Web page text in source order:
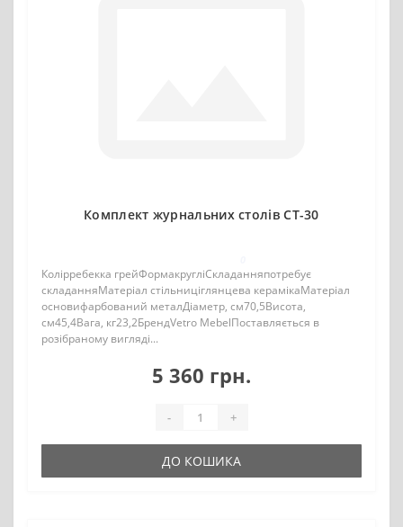
Комплект журнальних столів CT-30
Колірребекка грейФормакругліСкладанняпотребує
складанняМатеріал стільниціглянцева керамікаМатеріал
основифарбований металДіаметр, см70,5Висота,
см45,4Вага, кг23,2БрендVetro MebelПоставляється в
розібраному вигляді...
5 360 грн.
- +
ДО КОШИКА